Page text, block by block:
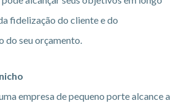
fidelização do cliente e do
do seu orçamento.
empresa de pequeno porte alcance a